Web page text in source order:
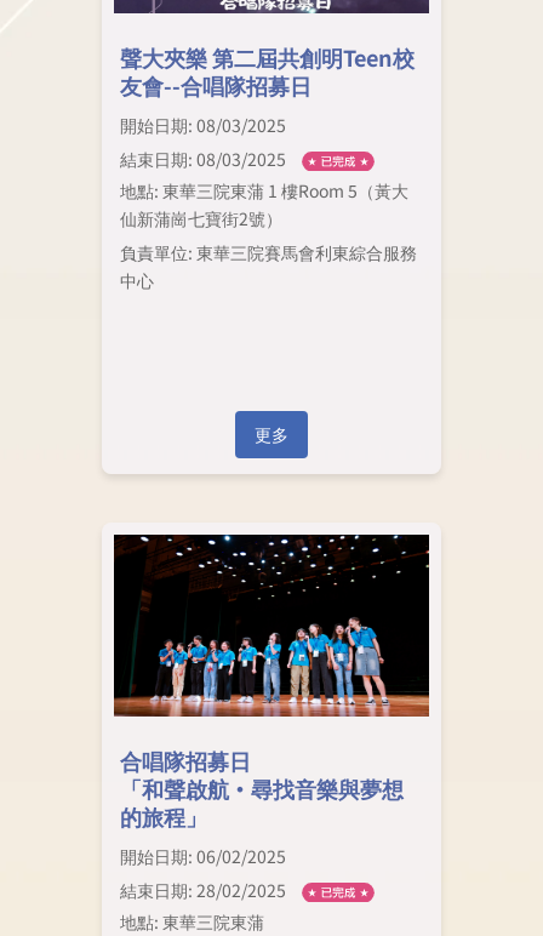
聲大夾樂 第二屆共創明Teen校
友會--合唱隊招募日
開始日期: 08/03/2025
結束日期: 08/03/2025
地點: 東華三院東蒲 1 樓Room 5（黃大
仙新蒲崗七寶街2號）
負責單位: 東華三院賽馬會利東綜合服務
中心
更多
合唱隊招募日
「和聲啟航·尋找音樂與夢想
的旅程」
開始日期: 06/02/2025
結束日期: 28/02/2025
地點: 東華三院東蒲